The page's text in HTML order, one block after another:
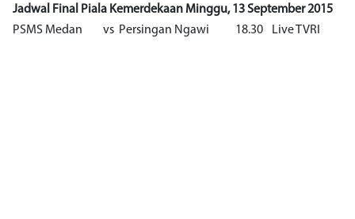
Jadwal Final Piala Kemerdekaan Minggu, 13 September 2015
PSMS Medan
vs Persingan Ngawi 18.30 Live TVRI